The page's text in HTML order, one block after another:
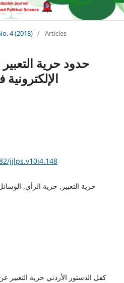
4 (2018) / Articles
حدود حرية
jjlps.v10i4.148
حرية التعبير, حرية الرأي,
كفل الدستور الأردني حرية التعبير